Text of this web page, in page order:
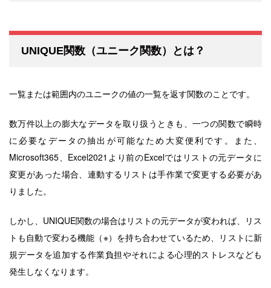
UNIQUE関数（ユニーク関数） とは？
一覧または範囲内のユニークの値の一覧を返す関数のこと です。
数万件以上の膨大なデータを取り扱うときも、一つの関数で瞬時
に必要なデータの抽出が可能なため大変便利です。また、
Microsoft365、Excel2021より前のExcelではリストの元データに
変更があった場合、連動するリストは手作業で変更する必要があ
りました。
しかし、UNIQUE関数の場合はリストの元データが変われば、リス
トも自動で変わる機能（※）を持ち合わせているため、リストに新
規データを追加する作業負担やそれによる心理的ストレスなども
発生しなくなります。